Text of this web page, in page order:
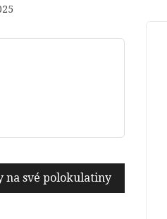
na své polokulatiny